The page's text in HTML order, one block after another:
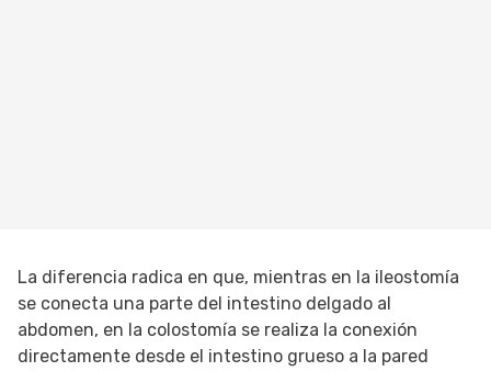
La diferencia radica en que, mientras en la ileostomía
se conecta una parte del intestino delgado al
abdomen, en la colostomía se realiza la conexión
directamente desde el intestino grueso a la pared